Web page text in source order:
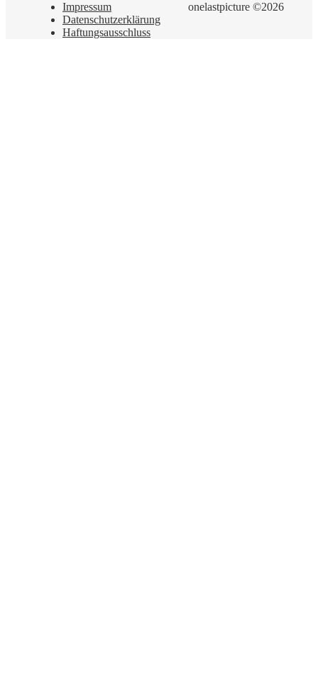
onelastpicture ©2026
Impressum
Datenschutzerklärung
Haftungsausschluss